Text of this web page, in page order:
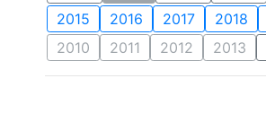
2015
2016 2017 2018
2010
2011 2012 2013